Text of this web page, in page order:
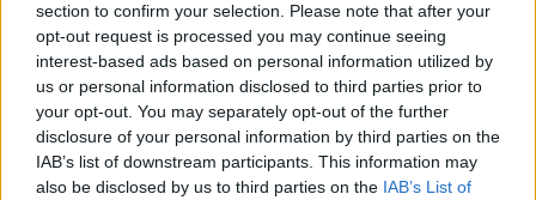
section to confirm your selection. Please note that after your
opt-out request is processed you may continue seeing
interest-based ads based on personal information utilized by
us or personal information disclosed to third parties prior to
your opt-out. You may separately opt-out of the further
disclosure of your personal information by third parties on the
IAB’s list of downstream participants. This information may
also be disclosed by us to third parties on the IAB’s List of
Vielleicht war der Bug auch nur die Sonderprämie -ergo
Hauptgewinn- bei der Geburtstagstombola ;P
16 August 2016
Verzeihnix
Foren-Graf